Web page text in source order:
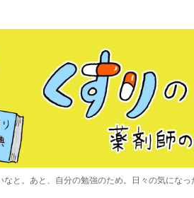
と。あと、自分の勉強のため。日々の気にな